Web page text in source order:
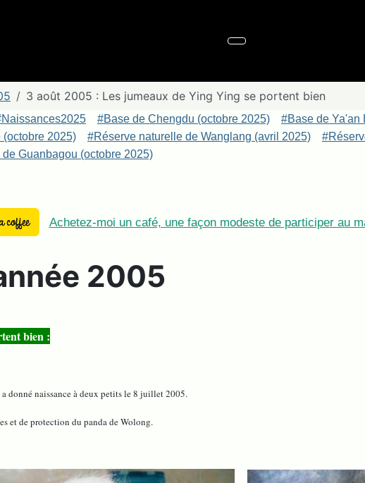
3 août 2005 : Les jumeaux de Ying Ying se portent bien
#Base de Chengdu (octobre 2025)
#Base de Ya'an
2025)
#Réserve naturelle de Wanglang (avril 2025)
Guanbagou (octobre 2025)
Achetez-moi un café, une façon modeste de participer au
2005
bien :
donné naissance à deux petits le 8 juillet 2005.
et de protection du panda de Wolong.